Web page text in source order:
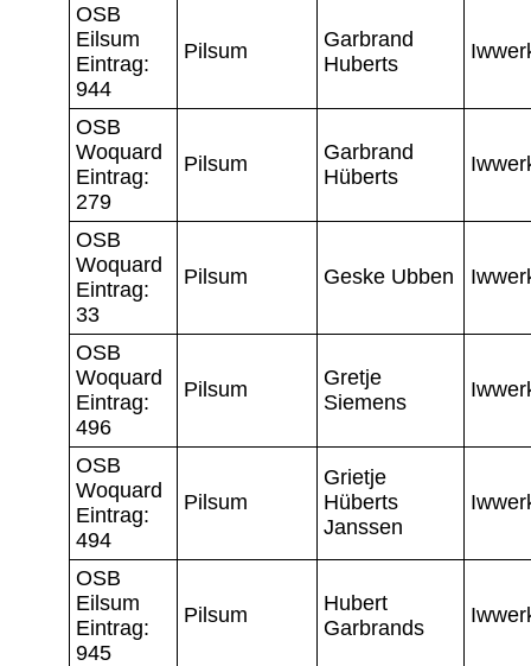
OSB
Eilsum
Eintrag:
944
Pilsum
Garbrand
Huberts
OSB
Woquard
Eintrag:
279
Pilsum
Garbrand
Hüberts
OSB
Woquard
Eintrag:
33
Pilsum Geske Ubben
OSB
Woquard
Eintrag:
496
Pilsum
Gretje
Siemens
OSB
Woquard
Eintrag:
494
Pilsum
Grietje
Hüberts
Janssen
OSB
Eilsum
Eintrag:
945
Pilsum
Hubert
Garbrands